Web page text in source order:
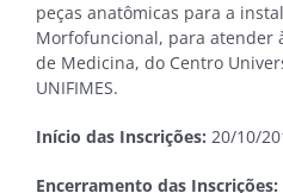
peças anatômicas para a
Morfofuncional, para atender
de Medicina, do Centro
UNIFIMES.
Início das Inscrições: 20/10/
Encerramento das Inscrições: